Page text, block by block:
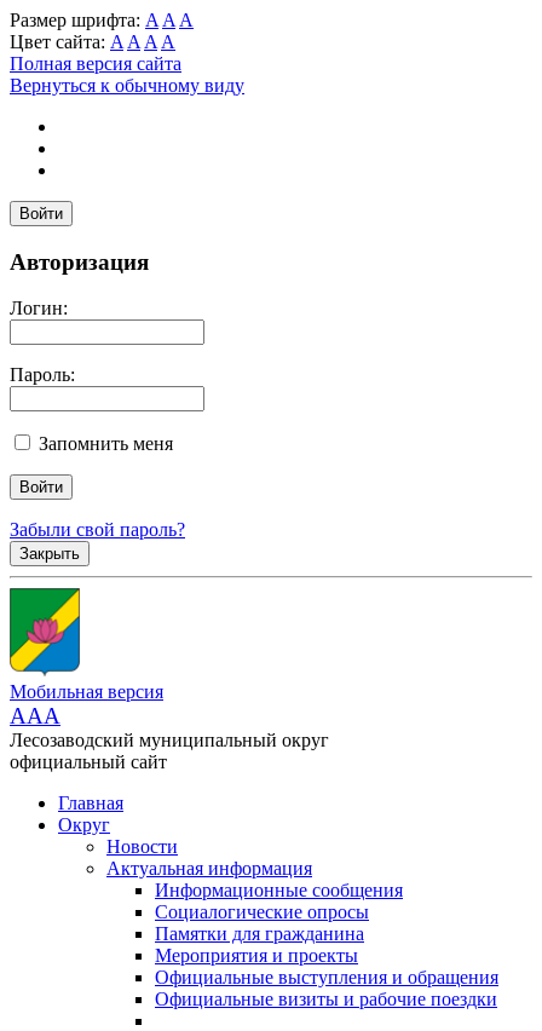
Размер шрифта: A A A
Цвет сайта: A A A A
Полная версия сайта
Вернуться к обычному виду
Войти
Авторизация
Логин:
Пароль:
Запомнить меня
Забыли свой пароль?
Закрыть
Мобильная версия
AAA
Лесозаводский муниципальный округ
официальный сайт
Главная
Округ
Новости
Актуальная информация
Информационные сообщения
Социалогические опросы
Памятки для гражданина
Мероприятия и проекты
Официальные выступления и обращения
Официальные визиты и рабочие поездки